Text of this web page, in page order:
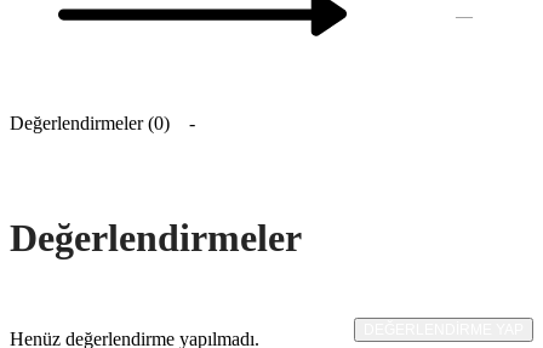
—
Değerlendirmeler (0)
Değerlendirmeler
Henüz değerlendirme yapılmadı.